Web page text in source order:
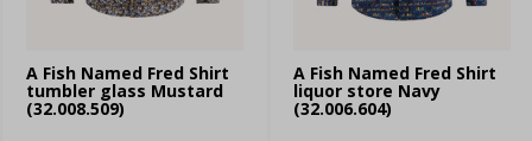
A Fish Named Fred Shirt
tumbler glass Mustard
(32.008.509)
A Fish Named Fred Shirt
liquor store Navy
(32.006.604)